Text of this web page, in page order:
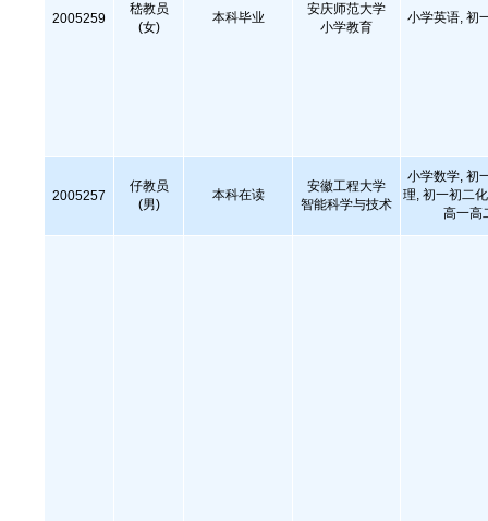
2005259
嵇教员
(女)
本科毕业
安庆师范大学
小学教育
小学英语, 初
2005257
仔教员
(男)
本科在读
安徽工程大学
智能科学与技术
小学数学, 初
理, 初一初二
高一高